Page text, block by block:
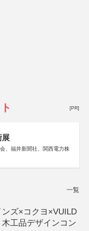
[PR]
展
、福井新聞社、関西電力株
一覧
ンズ×コクヨ×VUILD
工品デザインコン